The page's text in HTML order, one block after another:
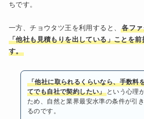
ちです。
一方、チョウタツ王を利用すると、各フ
「他社も見積もりを出している」ことを
す。
「他社に取られるくらいなら、手数料
てでも自社で契約したい」という心理
ため、自然と業界最安水準の条件が引
るのです。